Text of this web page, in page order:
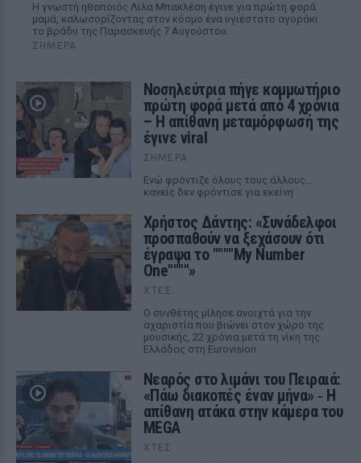
Η γνωστή ηθοποιός Λίλα Μπακλέση έγινε για πρώτη φορά
μαμά, καλωσορίζοντας στον κόσμο ένα υγιέστατο αγοράκι
το βράδυ της Παρασκευής 7 Αυγούστου.
ΣΉΜΕΡΑ
Νοσηλεύτρια πήγε κομμωτήριο
πρώτη φορά μετά από 4 χρόνια
– Η απίθανη μεταμόρφωσή της
έγινε viral
ΣΉΜΕΡΑ
Ενώ φρόντιζε όλους τους άλλους...
κανείς δεν φρόντισε για εκείνη
Χρήστος Δάντης: «Συνάδελφοι
προσπαθούν να ξεχάσουν ότι
έγραψα το """"My Number
One""""»
ΧΤΕΣ
Ο συνθέτης μίλησε ανοιχτά για την
αχαριστία που βιώνει στον χώρο της
μουσικής, 22 χρόνια μετά τη νίκη της
Ελλάδας στη Eurovision.
Νεαρός στο λιμάνι του Πειραιά:
«Πάω διακοπές έναν μήνα» ‑ Η
απίθανη ατάκα στην κάμερα του
MEGA
ΧΤΕΣ